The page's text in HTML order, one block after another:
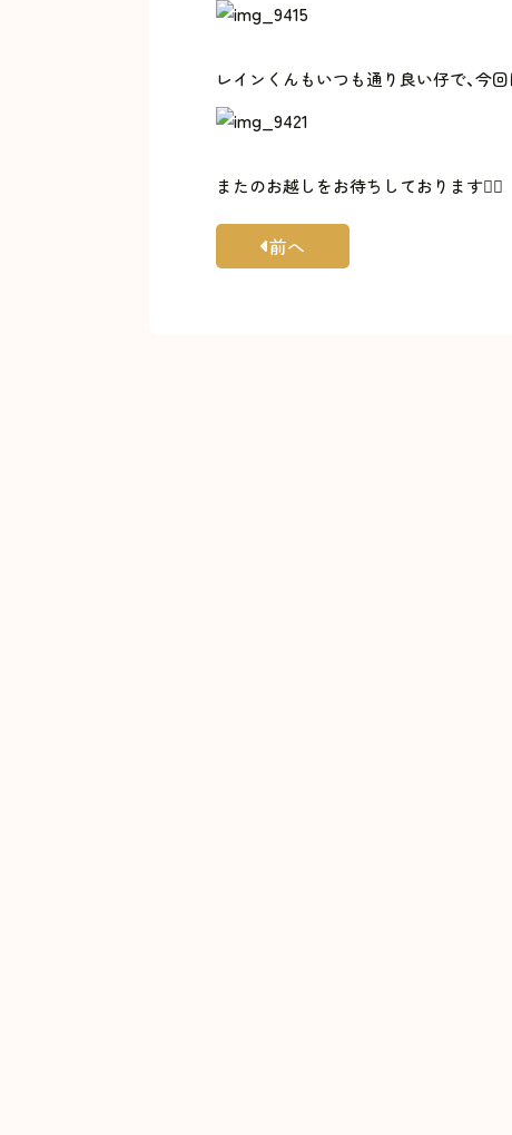
レインくんもいつも通り良い仔で、今
またのお越しをお待ちしております🙇‍♀️
前へ